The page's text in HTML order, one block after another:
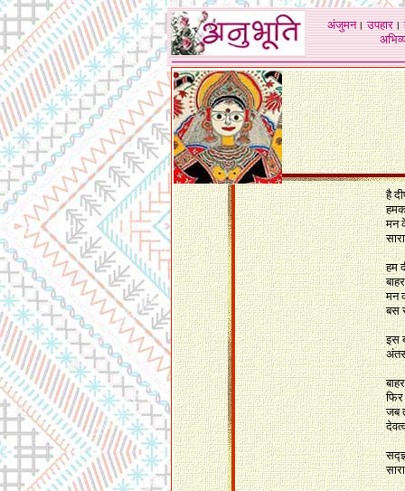
अंजुमन।उपहार।
है
मन
हम
मन
बस
इस
फिर
जब